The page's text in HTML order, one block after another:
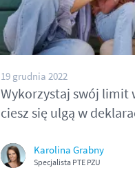
19 grudnia 2022
Wykorzystaj swój limit
ciesz się ulgą w
Karolina Grabny
Specjalista PTE PZU